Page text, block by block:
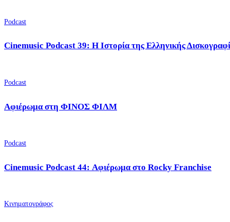
Podcast
Cinemusic Podcast 39: Η Ιστορία της Ελληνικής
Podcast
Αφιέρωμα στη ΦΙΝΟΣ ΦΙΛΜ
Podcast
Cinemusic Podcast 44: Αφιέρωμα στο Rocky Franchise
Κινηματογράφος